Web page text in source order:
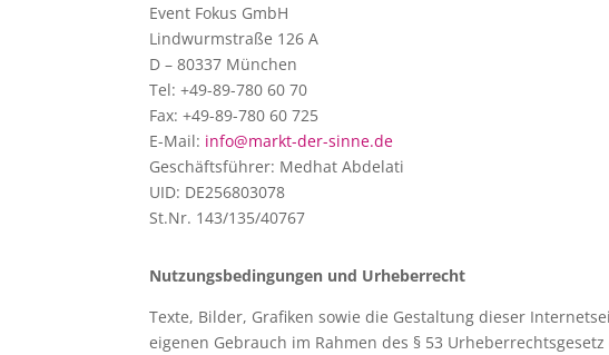
Event Fokus GmbH
Lindwurmstraße 126 A
D – 80337 München
Tel: +49-89-780 60 70
Fax: +49-89-780 60 725
E-Mail: info@markt-der-sinne.de
Geschäftsführer: Medhat Abdelati
UID: DE256803078
St.Nr. 143/135/40767
Nutzungsbedingungen und Urheberrecht
Texte, Bilder, Grafiken sowie die Gestaltung dieser
eigenen Gebrauch im Rahmen des § 53